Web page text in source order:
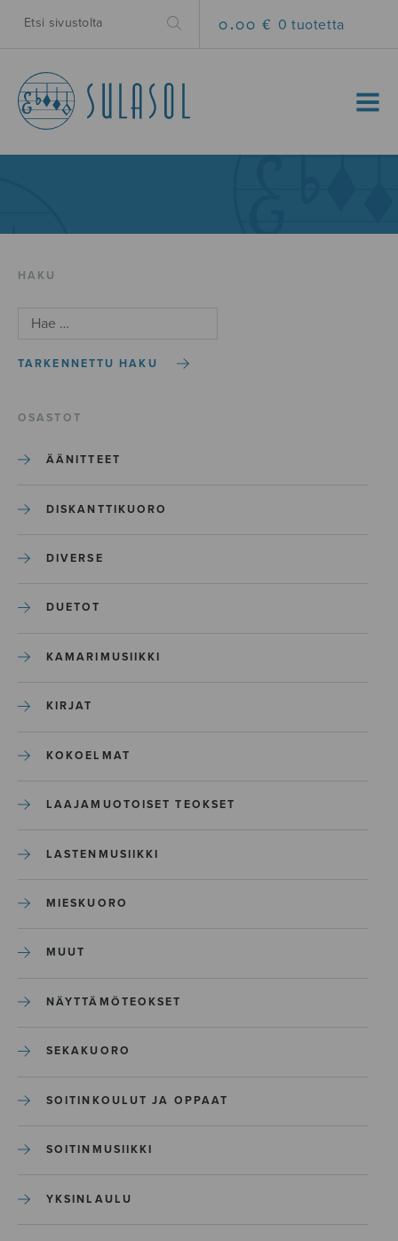
0.00 € 0 tuotetta
MENU
HAKU
TARKENNETTU HAKU
OSASTOT
ÄÄNITTEET
DISKANTTIKUORO
DIVERSE
DUETOT
KAMARIMUSIIKKI
KIRJAT
KOKOELMAT
LAAJAMUOTOISET TEOKSET
LASTENMUSIIKKI
MIESKUORO
MUUT
NÄYTTÄMÖTEOKSET
SEKAKUORO
SOITINKOULUT JA OPPAAT
SOITINMUSIIKKI
YKSINLAULU